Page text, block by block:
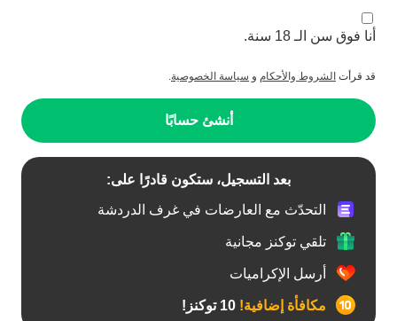
أنا فوق سن الـ 18 سنة.
قد قرأت الشروط والأحكام و سياسة الخصوصية.
أنشئ حسابًا
بعد التسجيل، ستكون قادرًا على:
التحدّث مع العارضات في غرف الدردشة
تلقي توكنز مجانية
أرسل الإكراميات
مكافأة إضافية!